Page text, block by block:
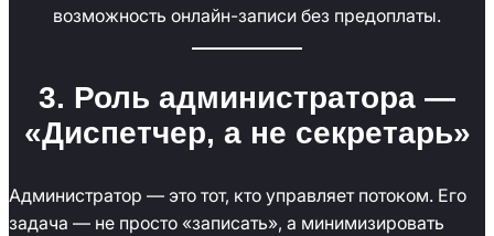
возможность онлайн-записи без предоплаты.
3. Роль администратора —
«Диспетчер, а не секретарь»
Администратор — это тот, кто управляет потоком. Его
задача — не просто «записать», а минимизировать